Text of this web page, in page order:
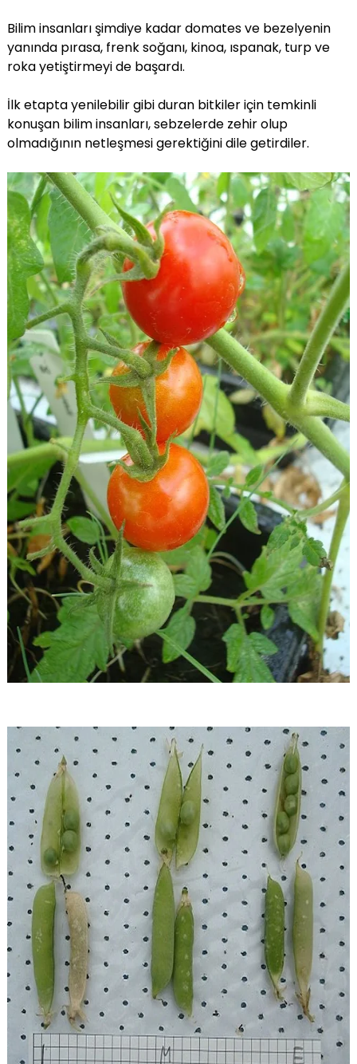
Bilim insanları şimdiye kadar domates ve bezelyenin
yanında pırasa, frenk soğanı, kinoa, ıspanak, turp ve
roka yetiştirmeyi de başardı.
İlk etapta yenilebilir gibi duran bitkiler için temkinli
konuşan bilim insanları, sebzelerde zehir olup
olmadığının netleşmesi gerektiğini dile getirdiler.